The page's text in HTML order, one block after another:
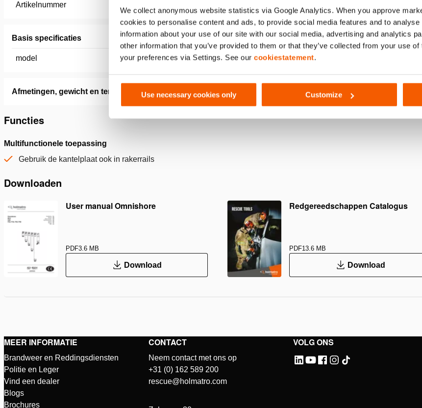
We collect anonymous website statistics via Google Analytics. When you approve
cookies to personalise content and ads, to provide social media features and to
information about your use of our site with our social media, advertising and analytics
other information that you’ve provided to them or that they’ve collected from your use
your preferences via Settings. See our cookiestatement.
Use necessary cookies only Customize
Artikelnummer
Basis specificaties
model BPL10
Afmetingen, gewicht en temperatuur
Functies
Multifunctionele toepassing
Gebruik de kantelplaat ook in rakerrails
Downloaden
User manual Omnishore
PDF3.6 MB
Download
Redgereedschappen Catalogus
PDF13.6 MB
Download
VOLG ONS
MEER INFORMATIE
Brandweer en Reddingsdiensten
Politie en Leger
Vind een dealer
Blogs
Brochures
CONTACT
Neem contact met ons op
+31 (0) 162 589 200
rescue@holmatro.com